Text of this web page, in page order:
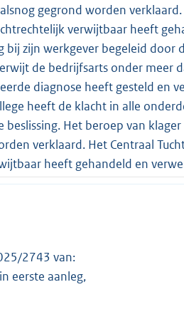
gegrond worden
verwijtbaar heeft
bij zijn werkgever begeleid door
de bedrijfsarts onder meer
diagnose heeft gesteld en
heeft de klacht in alle
beslissing. Het beroep van
verklaard. Het Centraal
heeft gehandeld en
2743 van:
eerste aanleg,